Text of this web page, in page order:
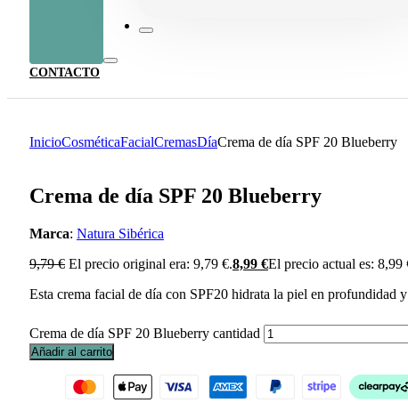
CONTACTO
InicioCosméticaFacialCremasDíaCrema de día SPF 20 Blueberry
Crema de día SPF 20 Blueberry
Marca: Natura Sibérica
9,79€ El precio original era: 9,79 €.8,99 €El precio actual es: 8,99
Esta crema facial de día con SPF20 hidrata la piel en profundidad
Crema de día SPF 20 Blueberry cantidad
Añadir al carrito